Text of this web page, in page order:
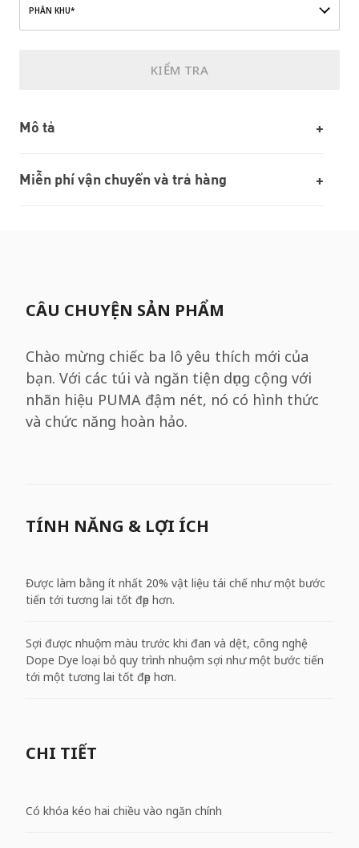
PHÂN KHU*
KIỂM TRA
Mô tả
Miễn phí vận chuyển và trả hàng
CÂU CHUYỆN SẢN PHẨM
Chào mừng chiếc ba lô yêu thích mới của
bạn. Với các túi và ngăn tiện dụng cộng với
nhãn hiệu PUMA đậm nét, nó có hình thức
và chức năng hoàn hảo.
TÍNH NĂNG & LỢI ÍCH
Được làm bằng ít nhất 20% vật liệu tái chế như một bước
tiến tới tương lai tốt đẹp hơn.
Sợi được nhuộm màu trước khi đan và dệt, công nghệ
Dope Dye loại bỏ quy trình nhuộm sợi như một bước tiến
tới một tương lai tốt đẹp hơn.
CHI TIẾT
Có khóa kéo hai chiều vào ngăn chính